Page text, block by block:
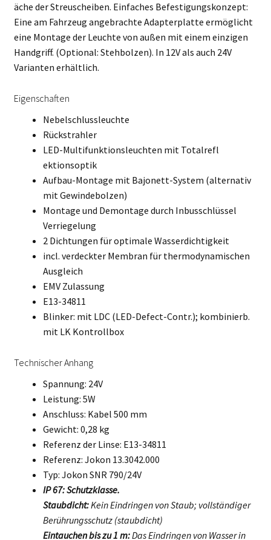
äche der Streuscheiben. Einfaches Befestigungskonzept:
Eine am Fahrzeug angebrachte Adapterplatte ermöglicht
eine Montage der Leuchte von außen mit einem einzigen
Handgriff. (Optional: Stehbolzen). In 12V als auch 24V
Varianten erhältlich.
Eigenschaften
Nebelschlussleuchte
Rückstrahler
LED-Multifunktionsleuchten mit Totalrefl
ektionsoptik
Aufbau-Montage mit Bajonett-System (alternativ
mit Gewindebolzen)
Montage und Demontage durch Inbusschlüssel
Verriegelung
2 Dichtungen für optimale Wasserdichtigkeit
incl. verdeckter Membran für thermodynamischen
Ausgleich
EMV Zulassung
E13-34811
Blinker: mit LDC (LED-Defect-Contr.); kombinierb.
mit LK Kontrollbox
Technischer Anhang
Spannung: 24V
Leistung: 5W
Anschluss: Kabel 500 mm
Gewicht: 0,28 kg
Referenz der Linse: E13-34811
Referenz: Jokon 13.3042.000
Typ: Jokon SNR 790/24V
IP 67: Schutzklasse.
Staubdicht:Kein Eindringen von Staub; vollständiger
Berührungsschutz (staubdicht)
Eintauchen bis zu 1 m:Das Eindringen von Wasser in